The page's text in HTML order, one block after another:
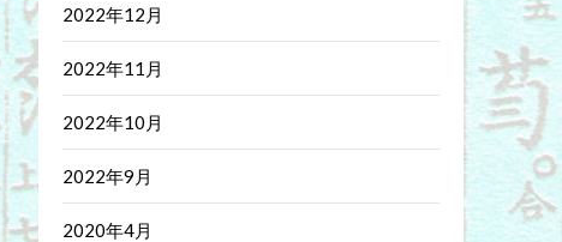
2022年12月
2022年11月
2022年10月
2022年9月
2020年4月